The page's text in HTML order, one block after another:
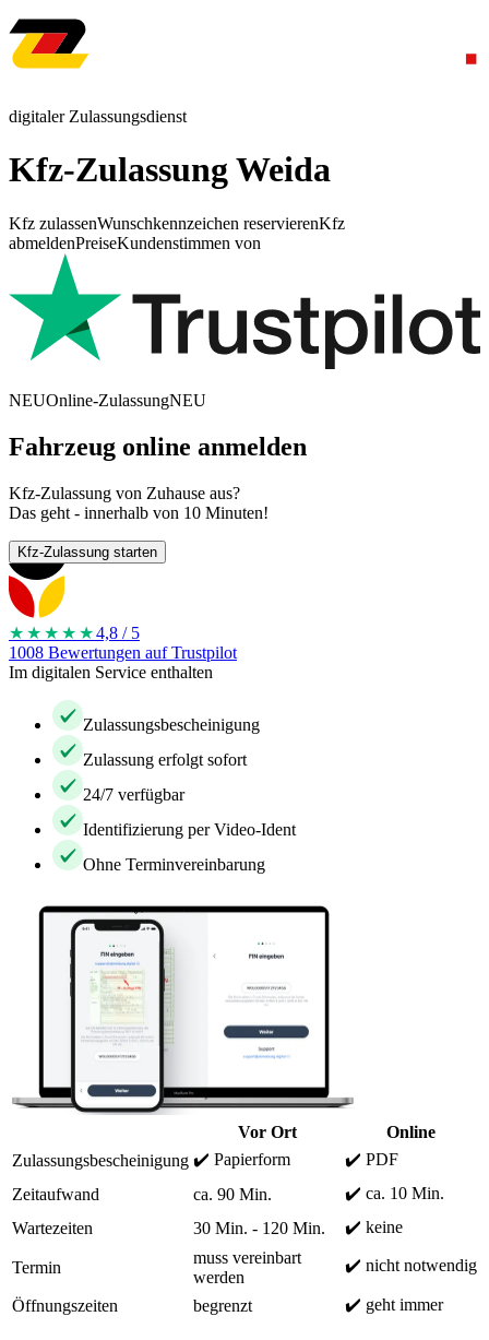
digitaler Zulassungsdienst
Kfz-Zulassung Weida
Kfz zulassenWunschkennzeichen reservierenKfz
abmeldenPreiseKundenstimmen von
NEUOnline-ZulassungNEU
Fahrzeug online anmelden
Kfz-Zulassung von Zuhause aus?
Das geht - innerhalb von 10 Minuten!
Kfz-Zulassung starten
★★★★ ★4,8 / 5
1008 Bewertungen auf Trustpilot
Im digitalen Service enthalten
Zulassungsbescheinigung
Zulassung erfolgt sofort
24/7 verfügbar
Identifizierung per Video-Ident
Ohne Terminvereinbarung
Vor Ort
Online
Zulassungsbescheinigung ✔️ Papierform
✔️ PDF
Zeitaufwand
ca. 90 Min.
✔️ ca. 10 Min.
Wartezeiten
30 Min. - 120 Min. ✔️ keine
Termin
muss vereinbart
werden
✔️ nicht notwendig
Öffnungszeiten begrenzt ✔️ geht immer